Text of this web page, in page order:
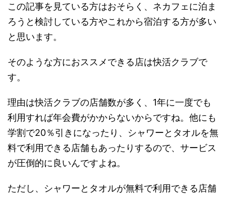
この記事を見ている方はおそらく、ネカフェに泊ま
ろうと検討している方やこれから宿泊する方が多い
と思います。
そのような方におススメできる店は快活クラブで
す。
理由は快活クラブの店舗数が多く、1年に一度でも
利用すれば年会費がかからないからですね。他にも
学割で20％引きになったり、シャワーとタオルを無
料で利用できる店舗もあったりするので、サービス
が圧倒的に良いんですよね。
ただし、シャワーとタオルが無料で利用できる店舗